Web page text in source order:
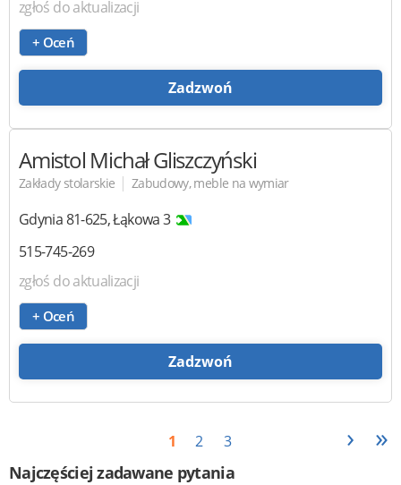
zgłoś do aktualizacji
+ Oceń
Zadzwoń
Amistol Michał Gliszczyński
Zakłady stolarskie | Zabudowy, meble na wymiar
Gdynia81-625,Łąkowa 3
515-745-269
zgłoś do aktualizacji
+ Oceń
Zadzwoń
1 2 3 › »
Najczęściej zadawane pytania